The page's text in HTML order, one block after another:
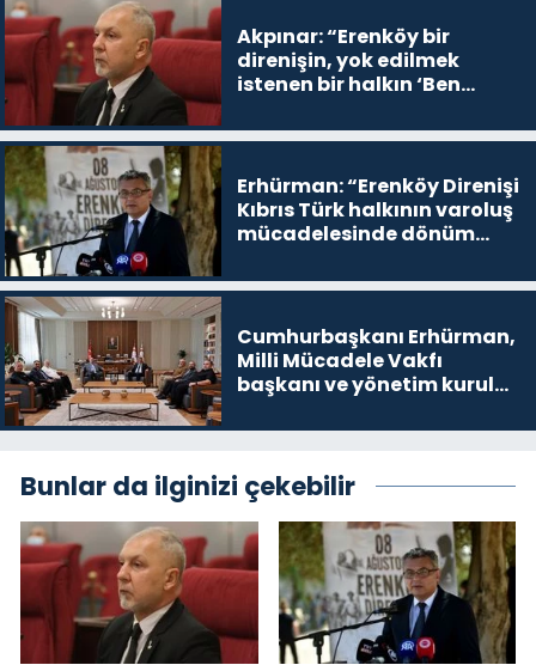
Akpınar: “Erenköy bir
direnişin, yok edilmek
istenen bir halkın ‘Ben
devam edeceğim’ dediği
Erhürman: “Erenköy Direnişi
Kıbrıs Türk halkının varoluş
mücadelesinde dönüm
Cumhurbaşkanı Erhürman,
Milli Mücadele Vakfı
başkanı ve yönetim kurulu
Bunlar da ilginizi çekebilir